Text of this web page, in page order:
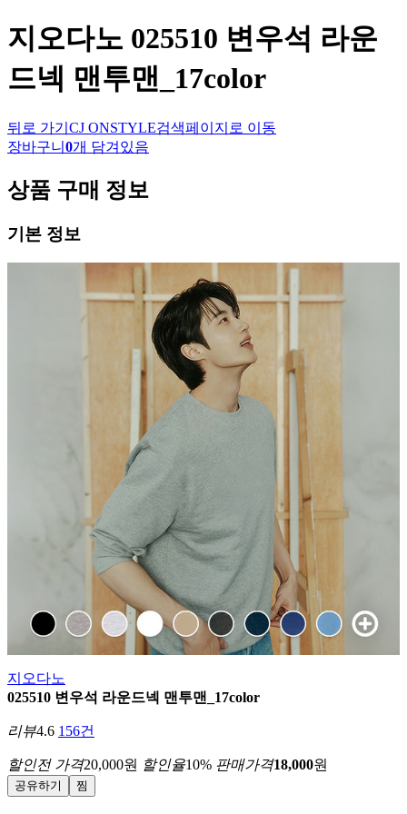
지오다노 025510 변우석 라운
드넥 맨투맨_17color
뒤로 가기 CJ ONSTYLE검색페이지로 이동
장바구니 0개 담겨있음
상품 구매 정보
기본 정보
지오다노
025510 변우석 라운드넥 맨투맨_17color
리뷰4.6 156건
할인전 가격20,000원 할인율10% 판매가격18,000원
공유하기 찜